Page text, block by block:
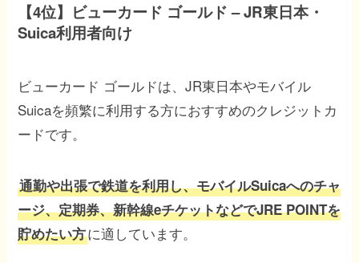
【4位】ビューカード ゴールド – JR東日本・
Suica利用者向け
ビューカード ゴールドは、JR東日本やモバイル
Suicaを頻繁に利用する方におすすめのクレジットカ
ードです。
通勤や出張で鉄道を利用し、モバイルSuicaへのチャ
ージ、定期券、新幹線eチケットなどでJRE POINTを
貯めたい方に適しています。